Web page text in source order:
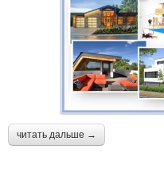
читать дальше →